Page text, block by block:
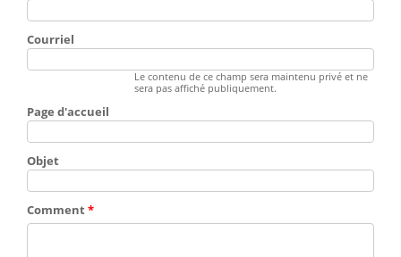
Courriel
Le contenu de ce champ sera maintenu privé et ne
sera pas affiché publiquement.
Page d'accueil
Objet
Comment*